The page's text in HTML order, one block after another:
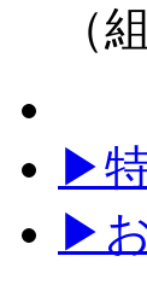
（
▶
▶